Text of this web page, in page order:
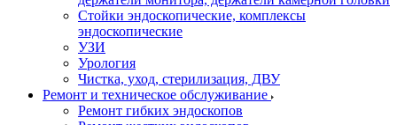
Стойки эндоскопические, комплексы
эндоскопические
УЗИ
Урология
Чистка, уход, стерилизация, ДВУ
Ремонт и техническое обслуживание
Ремонт гибких эндоскопов